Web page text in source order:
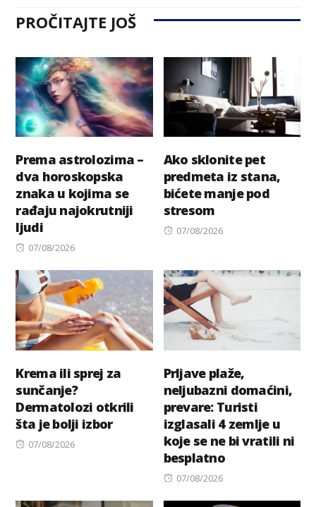
PROČITAJTE JOŠ
Prema astrolozima –
dva horoskopska
znaka u kojima se
rađaju najokrutniji
ljudi
Posted
07/08/2026
Ako sklonite pet
predmeta iz stana,
bićete manje pod
stresom
Posted
07/08/2026
Krema ili sprej za
sunčanje?
Dermatolozi otkrili
šta je bolji izbor
Posted
07/08/2026
Prljave plaže,
neljubazni domaćini,
prevare: Turisti
izglasali 4 zemlje u
koje se ne bi vratili ni
besplatno
Posted
07/08/2026